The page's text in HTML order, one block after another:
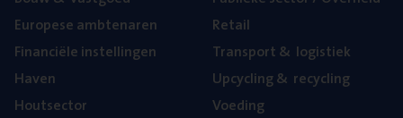
Euro­pe­se ambtenaren
Finan­ci­ë­le instellingen
Haven
Hout­sec­tor
Retail
Trans­port& logistiek
Upcy­cling& recycling
Voe­ding